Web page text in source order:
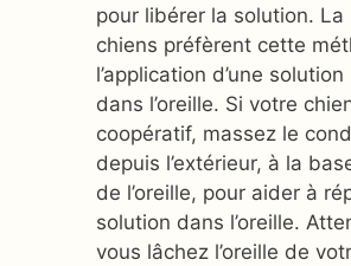
pour libérer la solution.
chiens préfèrent cette
l’application d’une
dans l’oreille. Si votre
coopératif, massez le
depuis l’extérieur, à la
de l’oreille, pour aider à
solution dans l’oreille.
vous lâchez l’oreille de